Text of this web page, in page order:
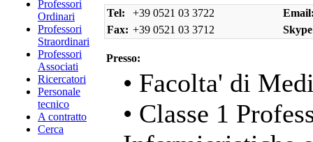
Professori
Ordinari
Professori
Straordinari
Professori
Associati
Ricercatori
Personale
tecnico
A contratto
Cerca
Tel: +39 0521 03 3722
Fax: +39 0521 03 3712
Presso:
• Facolta' di
• Classe 1